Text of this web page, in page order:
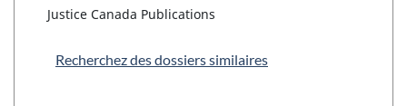
Justice Canada Publications
Recherchez des dossiers similaires